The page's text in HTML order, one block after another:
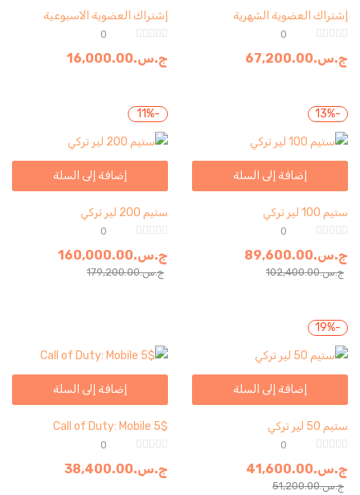
إشتراك العضوية الشهرية
0
ج.س.67,200.00
إشتراك العضوية الاسبوعية
0
ج.س.16,000.00
-13%
إضافة إلى السلة
ستيم 100 لير تركي
0
ج.س.89,600.00
ج.س.102,400.00
-11%
إضافة إلى السلة
ستيم 200 لير تركي
0
ج.س.160,000.00
ج.س.179,200.00
-19%
إضافة إلى السلة
ستيم 50 لير تركي
0
ج.س.41,600.00
ج.س.51,200.00
إضافة إلى السلة
Call of Duty: Mobile 5$
0
ج.س.38,400.00